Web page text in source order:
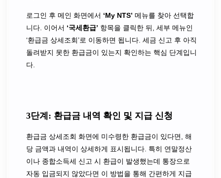
로그인 후 메인 화면에서 ‘My NTS’ 메뉴를 찾아 선택합
니다. 이어서 ‘국세환급’ 항목을 클릭한 뒤, 세부 메뉴인
‘환급금 상세조회’로 이동하면 됩니다. 세금 신고 후 아직
돌려받지 못한 환급금이 있는지 확인하는 핵심 단계입니
다.
3단계: 환급금 내역 확인 및 지급 신청
환급금 상세조회 화면에 미수령한 환급금이 있다면, 해
당 금액과 내역이 상세하게 표시됩니다. 특히 연말정산
이나 종합소득세 신고 시 환급이 발생했는데 통장으로
자동 입금되지 않았다면 이 방법을 통해 간편하게 지급